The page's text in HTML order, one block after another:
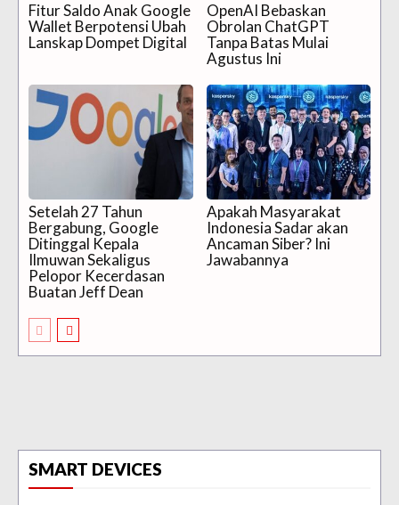
Fitur Saldo Anak Google
Wallet Berpotensi Ubah
Lanskap Dompet Digital
OpenAI Bebaskan
Obrolan ChatGPT
Tanpa Batas Mulai
Agustus Ini
Setelah 27 Tahun
Bergabung, Google
Ditinggal Kepala
Ilmuwan Sekaligus
Pelopor Kecerdasan
Buatan Jeff Dean
Apakah Masyarakat
Indonesia Sadar akan
Ancaman Siber? Ini
Jawabannya
SMART DEVICES